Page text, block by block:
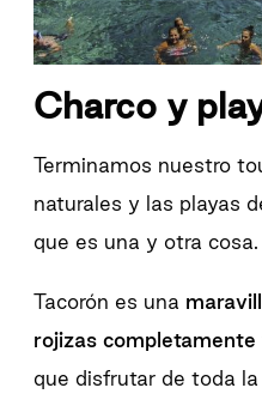
Charco y
Terminamos nuestro
naturales y las playas
que es una y otra cosa.
Tacorón es una
rojizas
que disfrutar de toda